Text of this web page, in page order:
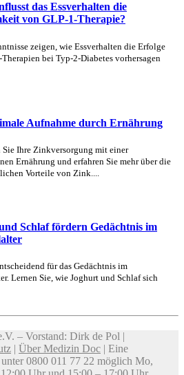
das Essverhalten die
von GLP-1-Therapie?
zeigen, wie Essverhalten die Erfolge
bei Typ-2-Diabetes vorhersagen
Aufnahme durch Ernährung
Sie Ihre Zinkversorgung mit einer
Ernährung und erfahren Sie mehr über die
Vorteile von Zink....
Schlaf fördern Gedächtnis im
für das Gedächtnis im
Lernen Sie, wie Joghurt und Schlaf sich
– Vorstand: Dirk de Pol |
| Über Medizin Doc | Eine
0800 011 77 22 möglich Mo,